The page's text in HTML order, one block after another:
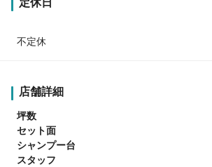
定休日
不定休
店舗詳細
坪数
セット面
シャンプー台
スタッフ